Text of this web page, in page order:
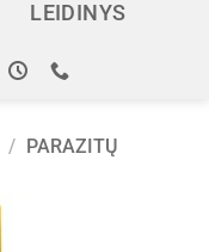
LEIDINYS
/ PARAZITŲ